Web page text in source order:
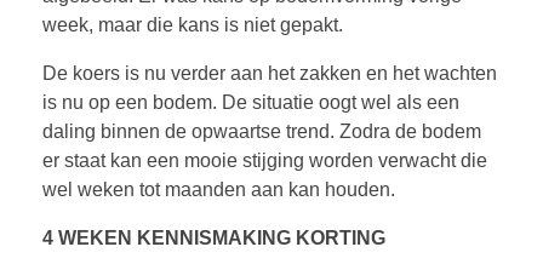
week, maar die kans is niet gepakt.
De koers is nu verder aan het zakken en het wachten
is nu op een bodem. De situatie oogt wel als een
daling binnen de opwaartse trend. Zodra de bodem
er staat kan een mooie stijging worden verwacht die
wel weken tot maanden aan kan houden.
4 WEKEN KENNISMAKING KORTING